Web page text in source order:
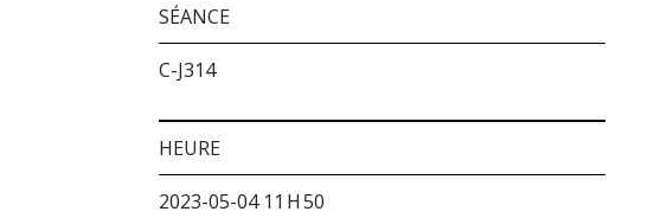
SÉANCE
C-J314
HEURE
2023-05-04 11 H 50